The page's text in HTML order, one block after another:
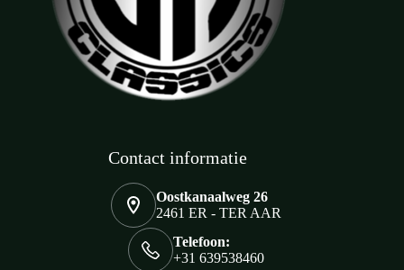
Contact informatie
Oostkanaalweg 26
2461 ER - TER AAR
Telefoon:
+31 639538460